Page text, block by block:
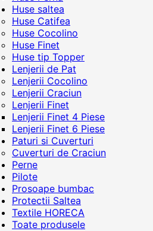
Huse saltea
Huse Catifea
Huse Cocolino
Huse Finet
Huse tip Topper
Lenjerii de Pat
Lenjerii Cocolino
Lenjerii Craciun
Lenjerii Finet
Lenjerii Finet 4 Piese
Lenjerii Finet 6 Piese
Paturi si Cuverturi
Cuverturi de Craciun
Perne
Pilote
Prosoape bumbac
Protectii Saltea
Textile HORECA
Toate produsele